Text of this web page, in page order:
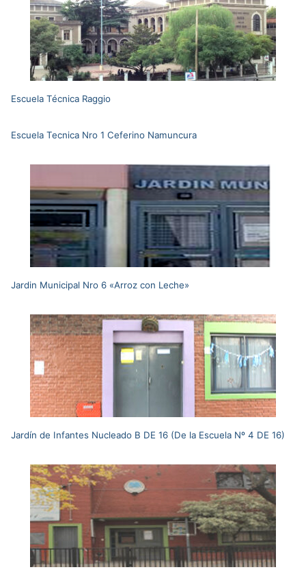
Escuela Técnica Raggio
Escuela Tecnica Nro 1 Ceferino Namuncura
Jardin Municipal Nro 6 «Arroz con Leche»
Jardín de Infantes Nucleado B DE 16 (De la Escuela Nº 4 DE 16)